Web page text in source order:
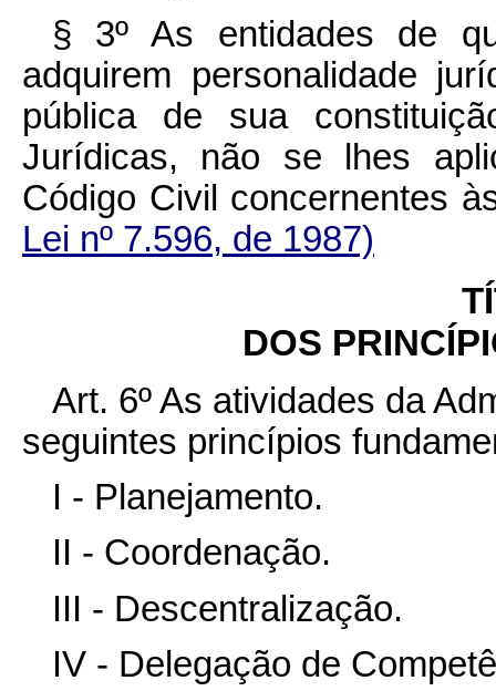
§ 3º As entidades de
adquirem personalidade
pública de sua
Jurídicas, não se lhes
Código Civil
Lei nº 7.596, de 1987)
DOS
Art. 6º As atividades da
seguintes princípios
I - Planejamento.
II - Coordenação.
III - Descentralização.
IV - Delegação de